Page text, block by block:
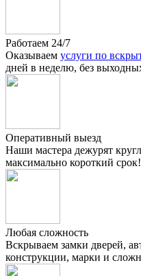
Работаем 24/7
Оказываем услуги по
дней в неделю, без
Оперативный выезд
Наши мастера дежурят
максимально короткий срок!
Любая сложность
Вскрываем замки дверей,
конструкции, марки и